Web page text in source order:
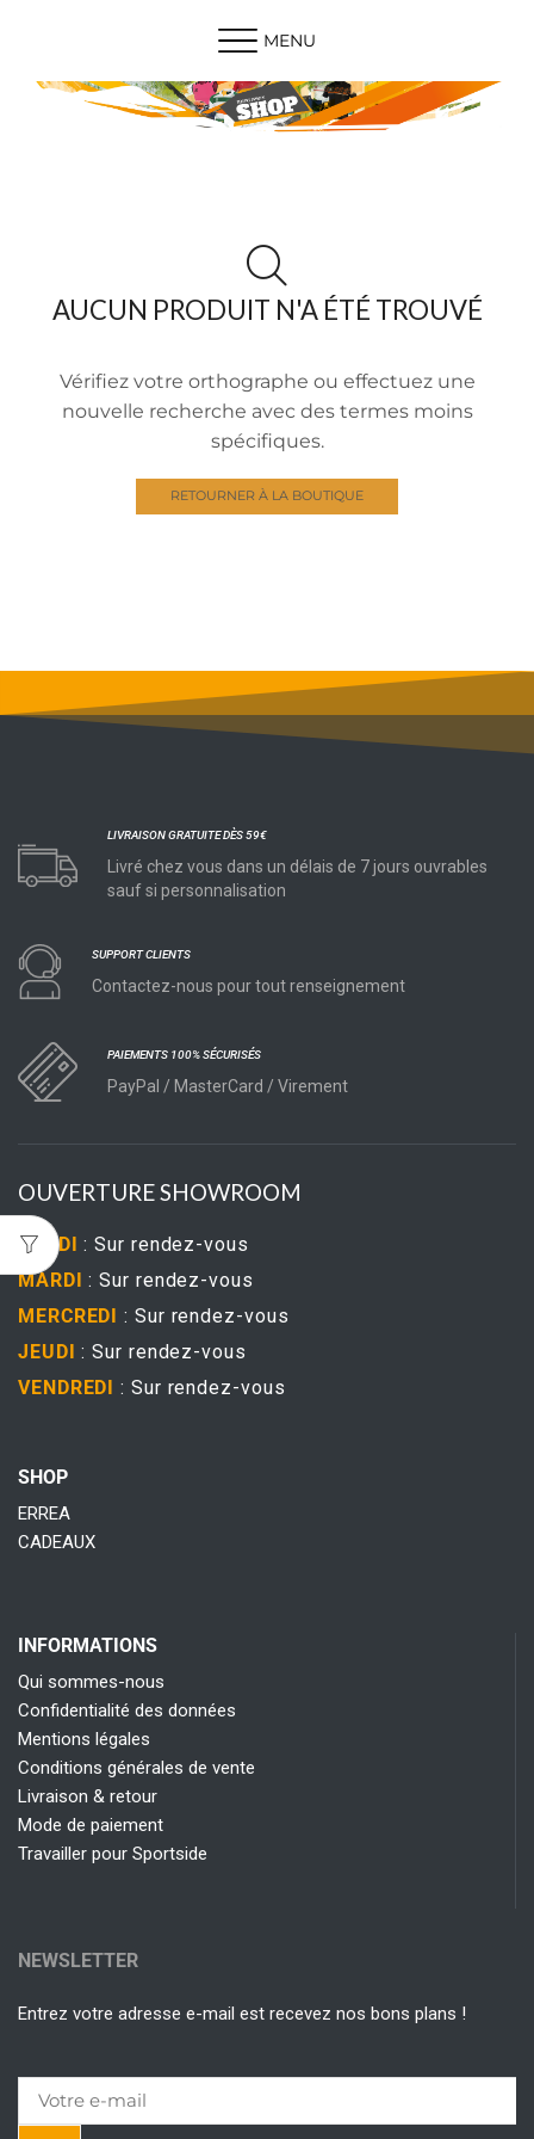
MENU
AUCUN PRODUIT N'A ÉTÉ TROUVÉ
Vérifiez votre orthographe ou effectuez une
nouvelle recherche avec des termes moins
spécifiques.
RETOURNER À LA BOUTIQUE
LIVRAISON GRATUITE DÈS 59€
Livré chez vous dans un délais de 7 jours ouvrables
sauf si personnalisation
SUPPORT CLIENTS
Contactez-nous pour tout renseignement
PAIEMENTS 100% SÉCURISÉS
PayPal / MasterCard / Virement
OUVERTURE SHOWROOM
LUNDI : Sur rendez-vous
MARDI: Sur rendez-vous
MERCREDI : Sur rendez-vous
JEUDI : Sur rendez-vous
VENDREDI : Sur rendez-vous
SHOP
ERREA
CADEAUX
INFORMATIONS
Qui sommes-nous
Confidentialité des données
Mentions légales
Conditions générales de vente
Livraison & retour
Mode de paiement
Travailler pour Sportside
NEWSLETTER
Entrez votre adresse e-mail est recevez nos bons plans !